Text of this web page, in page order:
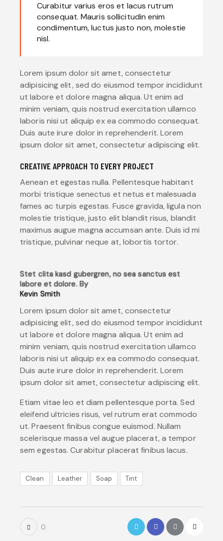
Curabitur varius eros et lacus rutrum
consequat. Mauris sollicitudin enim
condimentum, luctus justo non, molestie
nisl.
Lorem ipsum dolor sit amet, consectetur
adipisicing elit, sed do eiusmod tempor incididunt
ut labore et dolore magna aliqua. Ut enim ad
minim veniam, quis nostrud exercitation ullamco
laboris nisi ut aliquip ex ea commodo consequat.
Duis aute irure dolor in reprehenderit. Lorem
ipsum dolor sit amet, consectetur adipiscing elit.
CREATIVE APPROACH TO EVERY PROJECT
Aenean et egestas nulla. Pellentesque habitant
morbi tristique senectus et netus et malesuada
fames ac turpis egestas. Fusce gravida, ligula non
molestie tristique, justo elit blandit risus, blandit
maximus augue magna accumsan ante. Duis id mi
tristique, pulvinar neque at, lobortis tortor.
Stet clita kasd gubergren, no sea sanctus est
labore et dolore. By
Kevin Smith
Lorem ipsum dolor sit amet, consectetur
adipisicing elit, sed do eiusmod tempor incididunt
ut labore et dolore magna aliqua. Ut enim ad
minim veniam, quis nostrud exercitation ullamco
laboris nisi ut aliquip ex ea commodo consequat.
Duis aute irure dolor in reprehenderit. Lorem
ipsum dolor sit amet, consectetur adipiscing elit.
Etiam vitae leo et diam pellentesque porta. Sed
eleifend ultricies risus, vel rutrum erat commodo
ut. Praesent finibus congue euismod. Nullam
scelerisque massa vel augue placerat, a tempor
sem egestas. Curabitur placerat finibus lacus.
Clean Leather Soap Tint
0